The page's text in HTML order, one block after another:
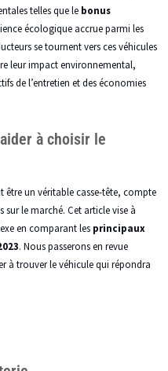
telles que le bonus
écologique accrue parmi les
se tournent vers ces véhicules
leur impact environnemental,
de l’entretien et des économies
à choisir le
un véritable casse-tête, compte
le marché. Cet article vise à
en comparant les principaux
. Nous passerons en revue
à trouver le véhicule qui répondra